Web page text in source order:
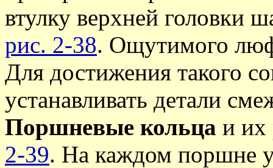
втулку верхней головки
рис. 2-38. Ощутимого
Для достижения такого
устанавливать детали
Поршневые кольца и их
2-39. На каждом поршне